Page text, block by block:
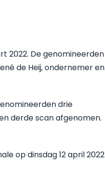
2022. De genomineerden
de Heij, ondernemer en
drie
derde scan afgenomen.
op dinsdag 12 april 2022